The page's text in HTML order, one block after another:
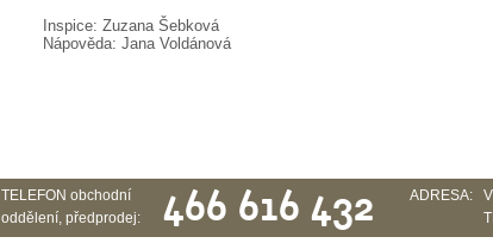
Inspice: Zuzana Šebková
Nápověda: Jana Voldánová
TELEFON obchodní
oddělení, předprodej:
466 616 432 ADRESA: